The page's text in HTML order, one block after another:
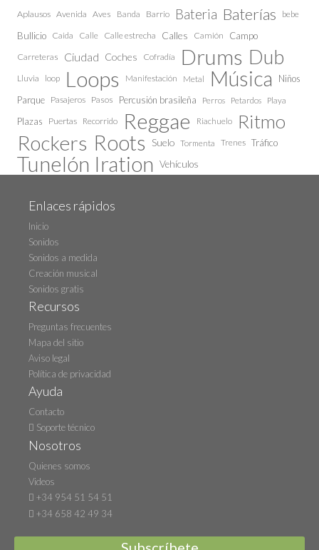
Aplausos Avenida Aves Banda Barrio Bateria Baterías bebe
Bullicio Caida Calle Calle estrecha Calles Camión Campo
Carreteras Ciudad Coches Cofradía Drums Dub
Lluvia loop Loops Manifestación Metal Música
Niños
Parque Pasajeros Pasos Percusión brasileña Perros Petardos Playa
Plazas Puertas Recorrido Reggae Riachuelo Ritmo
Rockers Roots Suelo Tormenta Trenes Tráfico
Tunelón Iration Vehículos
Enlaces rápidos
Inicio
Sonidos
Sonidos a medida
Creación musical
Sonidos gratis
Recursos
Preguntas frecuentes
Mapa del sitio
Aviso legal
Política de privacidad
Ayuda
Contacto
Soporte técnico
Nosotros
Quienes somos
Videos
+34 954 51 54 51
+34 658 42 49 34